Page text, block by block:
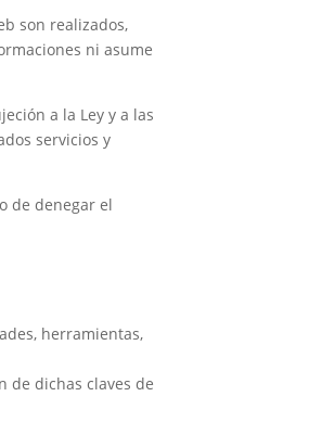
son realizados,
ni asume
a la Ley y a las
servicios y
de denegar el
herramientas,
de dichas claves de